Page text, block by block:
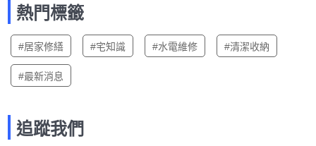
熱門標籤
#居家修繕 #宅知識 #水電維修 #清潔收納
#最新消息
追蹤我們